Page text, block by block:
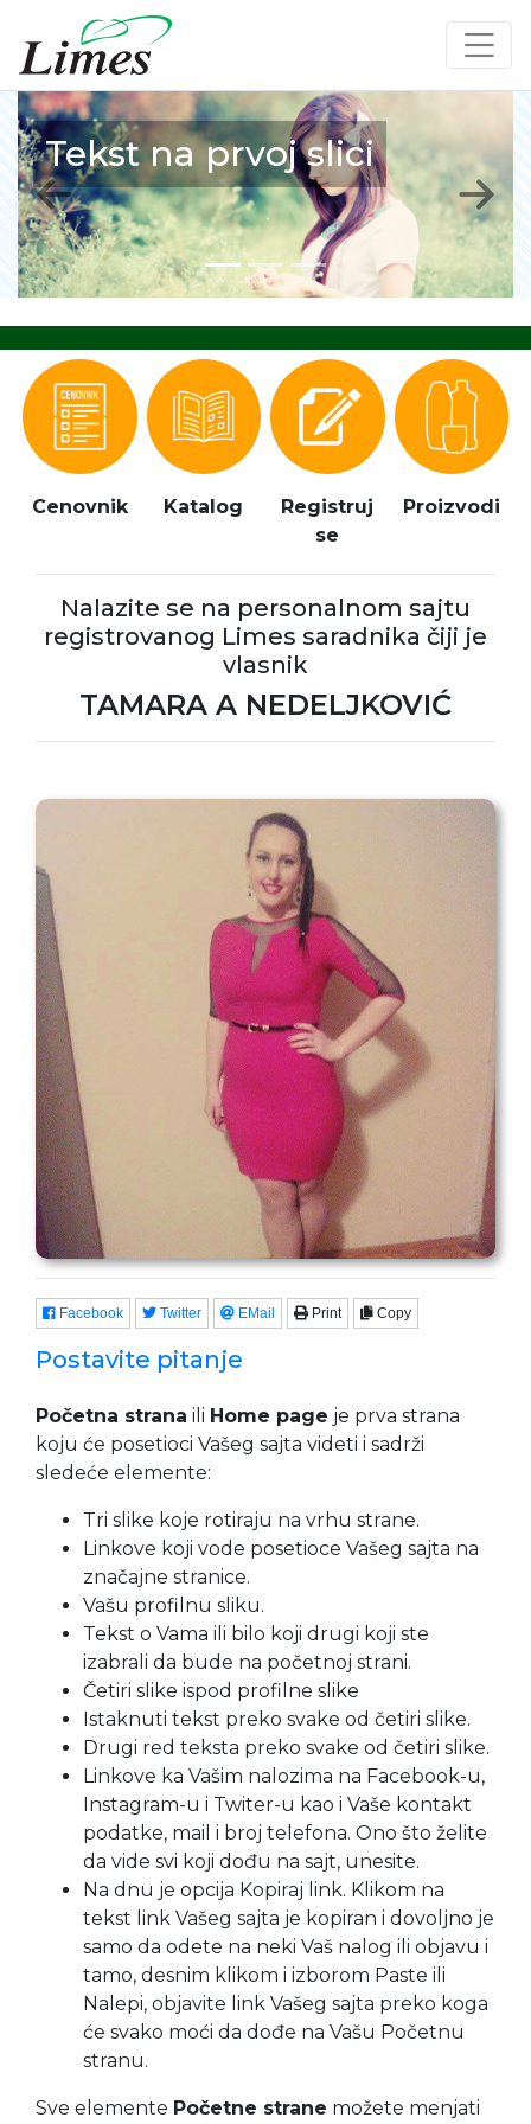
slici Tekst na
Previous Next
Cenovnik Katalog
Registruj
se
Proizvodi
Nalazite se na personalnom sajtu
registrovanog Limes saradnika čiji je
vlasnik
TAMARA A NEDELJKOVIĆ
Facebook Twitter EMail Print Copy
Postavite pitanje
Početna strana ili Home page je prva strana
koju će posetioci Vašeg sajta videti i sadrži
sledeće elemente:
Tri slike koje rotiraju na vrhu strane.
Linkove koji vode posetioce Vašeg sajta na
značajne stranice.
Vašu profilnu sliku.
Tekst o Vama ili bilo koji drugi koji ste
izabrali da bude na početnoj strani.
Četiri slike ispod profilne slike
Istaknuti tekst preko svake od četiri slike.
Drugi red teksta preko svake od četiri slike.
Linkove ka Vašim nalozima na Facebook-u,
Instagram-u i Twiter-u kao i Vaše kontakt
podatke, mail i broj telefona. Ono što želite
da vide svi koji dođu na sajt, unesite.
Na dnu je opcija Kopiraj link. Klikom na
tekst link Vašeg sajta je kopiran i dovoljno je
samo da odete na neki Vaš nalog ili objavu i
tamo, desnim klikom i izborom Paste ili
Nalepi, objavite link Vašeg sajta preko koga
će svako moći da dođe na Vašu Početnu
stranu.
Sve elemente Početne strane možete menjati